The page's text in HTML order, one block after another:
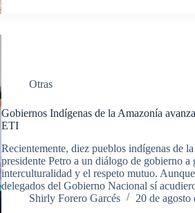
Otras
Gobiernos Indígenas de la Amazonía
ETI
Recientemente, diez pueblos indígenas de
presidente Petro a un diálogo de gobierno a
interculturalidad y el respeto mutuo.
delegados del Gobierno Nacional sí
Shirly Forero Garcés
20 de agosto